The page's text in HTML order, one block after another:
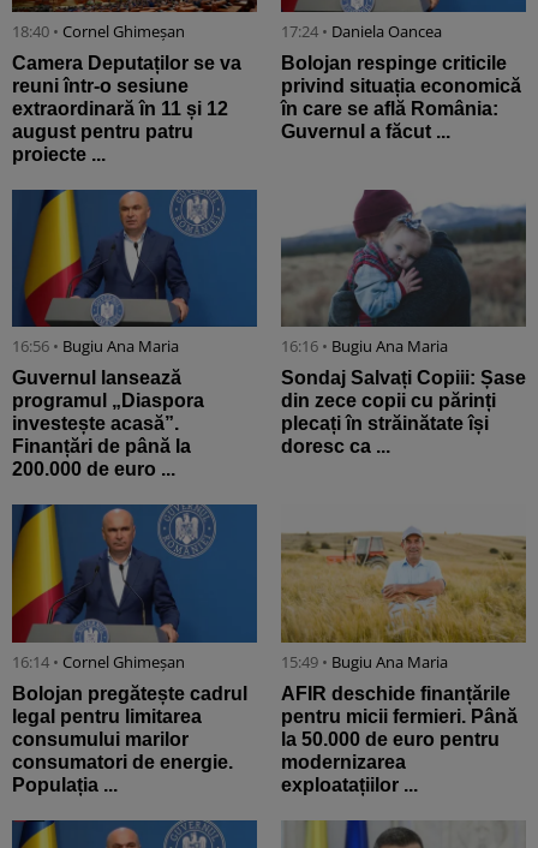
18:40 • Cornel Ghimeșan
Camera Deputaților se va
reuni într-o sesiune
extraordinară în 11 și 12
august pentru patru
proiecte ...
17:24 • Daniela Oancea
Bolojan respinge criticile
privind situația economică
în care se află România:
Guvernul a făcut ...
16:56 • Bugiu ⁠Ana Maria
Guvernul lansează
programul „Diaspora
investește acasă”.
Finanțări de până la
200.000 de euro ...
16:16 • Bugiu ⁠Ana Maria
Sondaj Salvați Copiii: Șase
din zece copii cu părinți
plecați în străinătate își
doresc ca ...
16:14 • Cornel Ghimeșan
Bolojan pregătește cadrul
legal pentru limitarea
consumului marilor
consumatori de energie.
Populația ...
15:49 • Bugiu ⁠Ana Maria
AFIR deschide finanțările
pentru micii fermieri. Până
la 50.000 de euro pentru
modernizarea
exploatațiilor ...